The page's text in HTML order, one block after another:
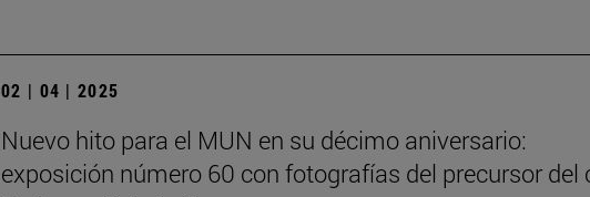
02 | 04 | 2025
Nuevo hito para el MUN en su décimo aniversario:
exposición número 60 con fotografías del precursor del